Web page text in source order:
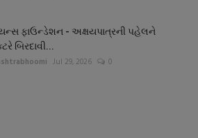
ફાઉન્ડેશન - અક્ષયપાત્રની પહેલને
બિરદાવી...
Jul 29, 2026 0